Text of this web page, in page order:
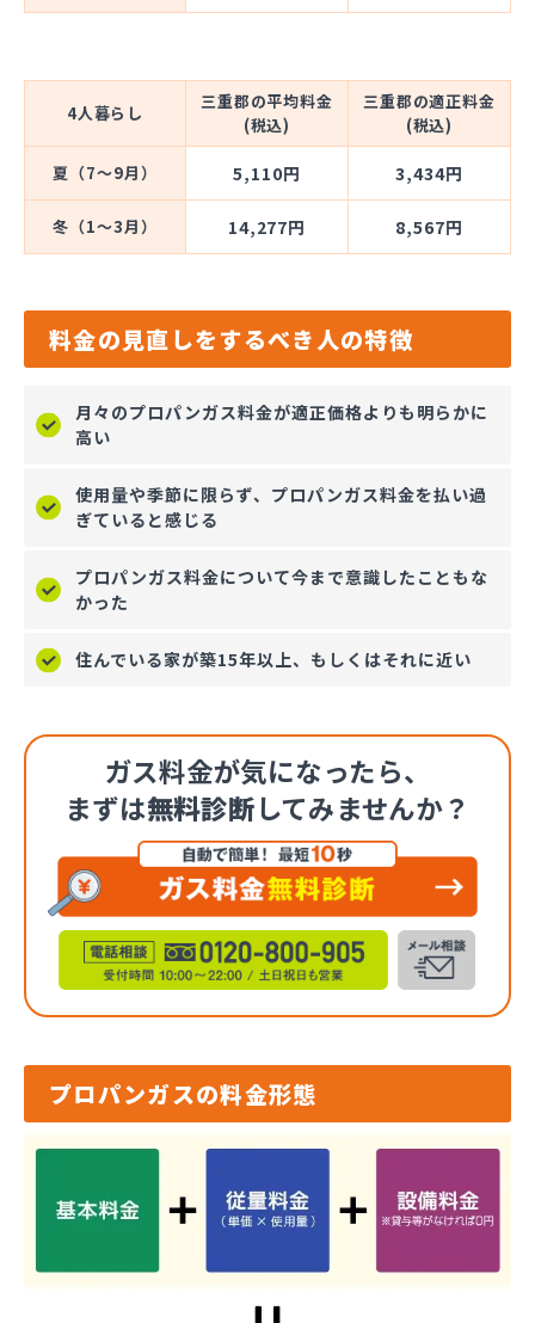
4人暮らし
三重郡の平均料金
(税込)
三重郡の適正料金
(税込)
夏（7～9月） 5,110円 3,434円
冬（1～3月） 14,277円 8,567円
料金の見直しをするべき人の特徴
月々のプロパンガス料金が適正価格よりも明らかに
高い
使用量や季節に限らず、プロパンガス料金を払い過
ぎていると感じる
プロパンガス料金について今まで意識したこともな
かった
住んでいる家が築15年以上、もしくはそれに近い
ガス料金が気になったら、
まずは無料診断してみませんか？
プロパンガスの料金形態